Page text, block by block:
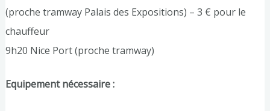
(proche tramway Palais des Expositions) – 3 € pour le
chauffeur
9h20 Nice Port (proche tramway)
Equipement nécessaire :